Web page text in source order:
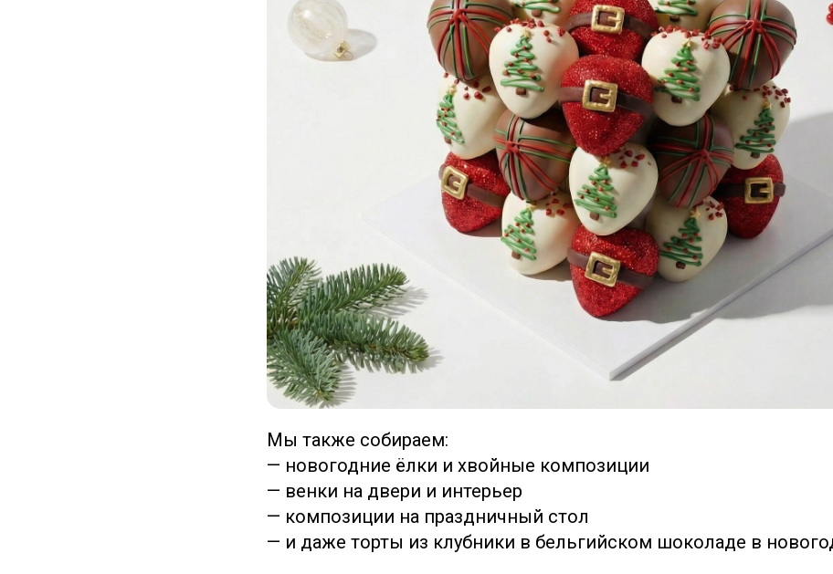
Мы также собираем:
— новогодние ёлки и хвойные композиции
— венки на двери и интерьер
— композиции на праздничный стол
— и даже торты из клубники в бельгийском шоколаде в